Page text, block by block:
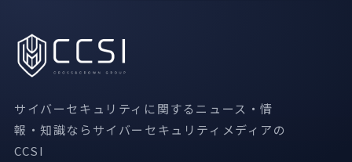
サイバーセキュリティに関するニュース・情
報・知識ならサイバーセキュリティメディアの
CCSI